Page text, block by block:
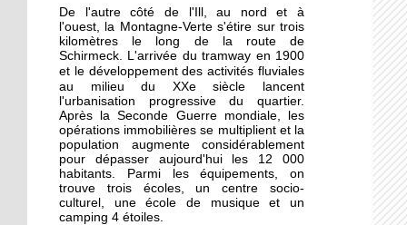
15 septembre 2015
Dons records à Emmaüs
en faveur des réfugiés
26 septembre 2014
Des cours de vélo pour
favoriser l'insertion
26 septembre 2014
Femmes de Paroles
De l'autre côté de l'Ill, au nord et à
l'ouest, la Montagne-Verte s'étire sur trois
kilomètres le long de la route de
Schirmeck. L'arrivée du tramway en 1900
et l e développement des activités fluviales
au milieu du XXe siècle
lancent
l'urbanisation progressive du quartier.
Après la Seconde Guerre mondiale, les
opérations immobilières se multiplient et la
population augmente considérablement
pour dépasser aujourd'hui les 12 000
habitants. Parmi les équipements, on
trouve trois écoles, un centre socio-
culturel, une école de musique et un
camping 4 étoiles.